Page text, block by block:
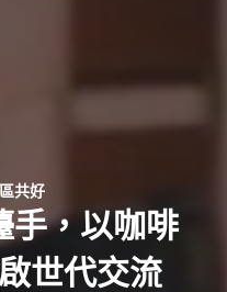
共好
手，以咖啡
世代交流